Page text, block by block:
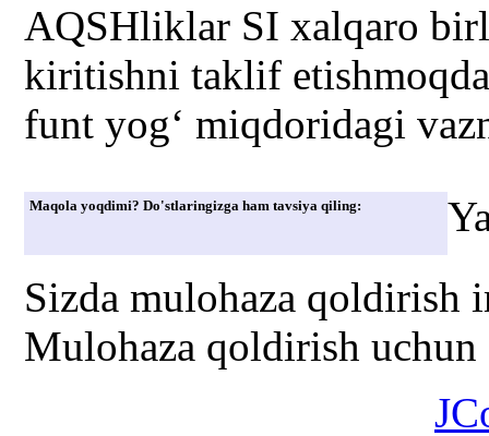
AQSHliklar SI xalqaro
kiritishni taklif
funt yog‘ miqdoridagi
Maqola yoqdimi? Do'stlaringizga ham tavsiya qiling:
Sizda mulohaza qoldirish
Mulohaza qoldirish